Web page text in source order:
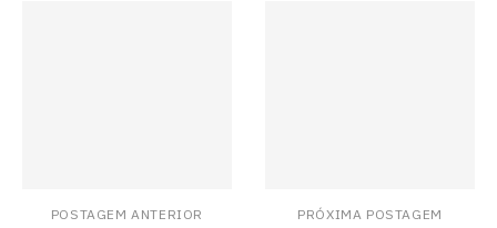
POSTAGEM ANTERIOR PRÓXIMA POSTAGEM